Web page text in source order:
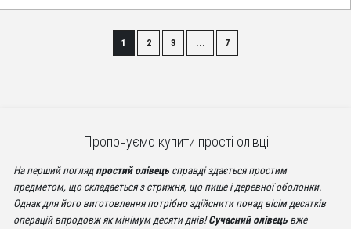
1 2 3 ... 7
Пропонуємо купити прості олівці
На перший погляд простий олівецьсправді здається простим
предметом, що складається з стрижня, що пише і деревної оболонки.
Однак для його виготовлення потрібно здійснити понад вісім десятків
операцій впродовж як мінімум десяти днів!Сучасний олівецьвже